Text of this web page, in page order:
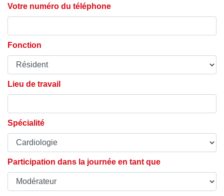
Votre numéro du téléphone
Fonction
Lieu de travail
Spécialité
Participation dans la journée en tant que